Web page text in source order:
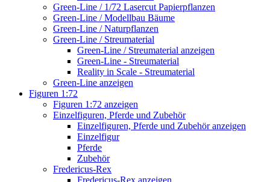
Green-Line / 1/72 Lasercut Papierpflanzen
Green-Line / Modellbau Bäume
Green-Line / Naturpflanzen
Green-Line / Streumaterial
Green-Line / Streumaterial anzeigen
Green-Line - Streumaterial
Reality in Scale - Streumaterial
Green-Line anzeigen
Figuren 1:72
Figuren 1:72 anzeigen
Einzelfiguren, Pferde und Zubehör
Einzelfiguren, Pferde und Zubehör anzeigen
Einzelfigur
Pferde
Zubehör
Fredericus-Rex
Fredericus-Rex anzeigen